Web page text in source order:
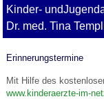
Kinder-
Dr. med. Tina
Erinnerungstermine
Mit Hilfe des
www.kinderaerzte-im-